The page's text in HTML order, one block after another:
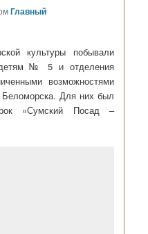
Главный
культуры побывали
№ 5 и отделения
возможностями
Для них был
«Сумский Посад –